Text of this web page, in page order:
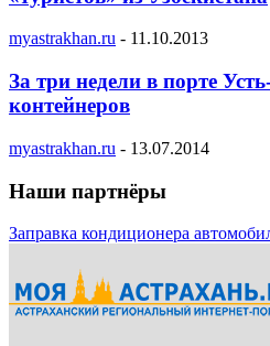
myastrakhan.ru - 11.10.2013
За три недели в порте
контейнеров
myastrakhan.ru - 13.07.2014
Наши партнёры
Заправка кондиционера